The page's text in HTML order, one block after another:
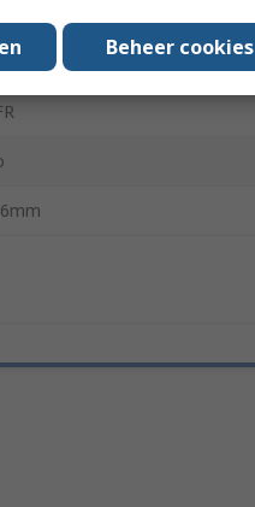
Beheer cookies